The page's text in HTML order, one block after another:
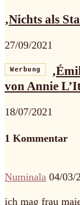
‚Nichts als
27/09/2021
Werbung
von Annie
18/07/2021
1 Kommentar
Numinala 04/03/
ich mag frau